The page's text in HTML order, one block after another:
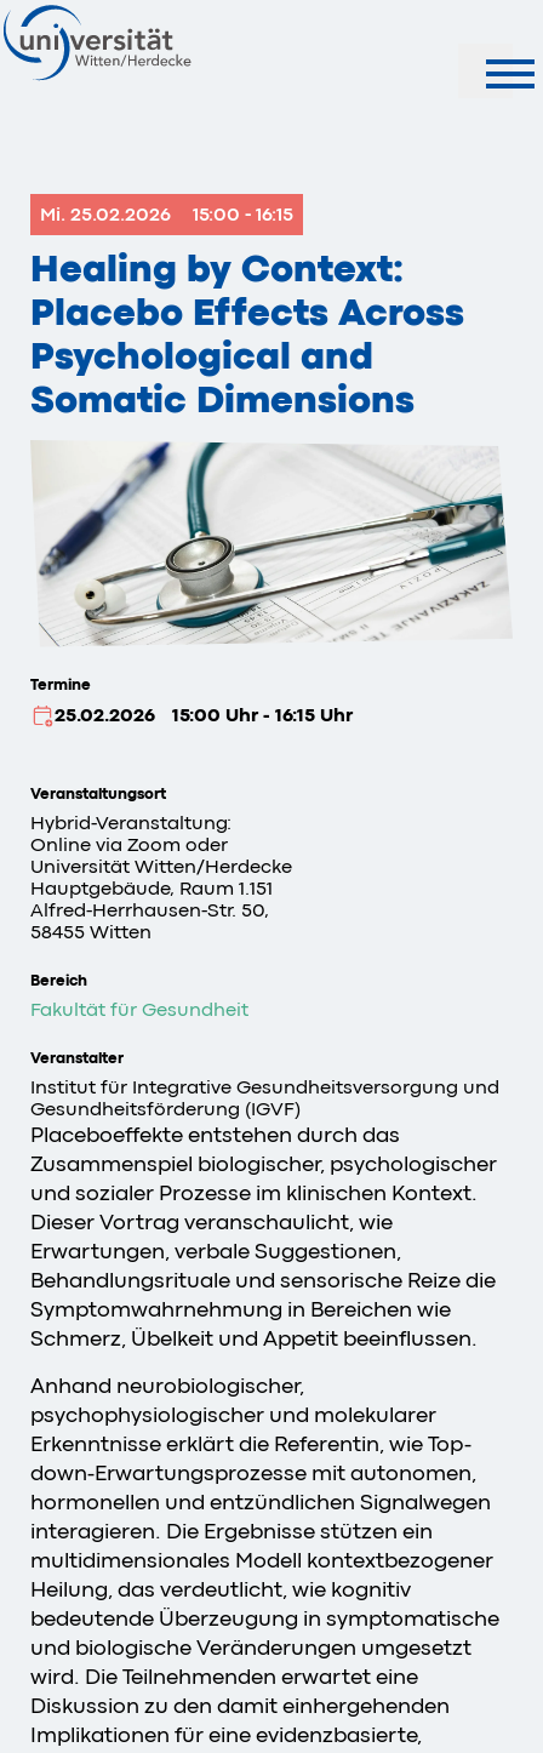
Mi. 25.02.2026 15:00 - 16:15
Healing by Context:
Placebo Effects Across
Psychological and
Somatic Dimensions
Termine
25.02.2026 15:00 Uhr - 16:15 Uhr
Veranstaltungsort
Hybrid-Veranstaltung:
Online via Zoom oder
Universität Witten/Herdecke
Hauptgebäude, Raum 1.151
Alfred-Herrhausen-Str. 50,
58455 Witten
Bereich
Fakultät für Gesundheit
Veranstalter
Institut für Integrative Gesundheitsversorgung und
Gesundheitsförderung (IGVF)
Placeboeffekte entstehen durch das
Zusammenspiel biologischer, psychologischer
und sozialer Prozesse im klinischen Kontext.
Dieser Vortrag veranschaulicht, wie
Erwartungen, verbale Suggestionen,
Behandlungsrituale und sensorische Reize die
Symptomwahrnehmung in Bereichen wie
Schmerz, Übelkeit und Appetit beeinflussen.
Anhand neurobiologischer,
psychophysiologischer und molekularer
Erkenntnisse erklärt die Referentin, wie Top-
down-Erwartungsprozesse mit autonomen,
hormonellen und entzündlichen Signalwegen
interagieren. Die Ergebnisse stützen ein
multidimensionales Modell kontextbezogener
Heilung, das verdeutlicht, wie kognitiv
bedeutende Überzeugung in symptomatische
und biologische Veränderungen umgesetzt
wird. Die Teilnehmenden erwartet eine
Diskussion zu den damit einhergehenden
Implikationen für eine evidenzbasierte,